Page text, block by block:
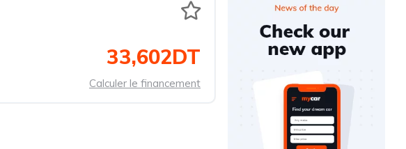
33,602DT
Calculer le financement